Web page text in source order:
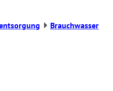
Brauchwasser